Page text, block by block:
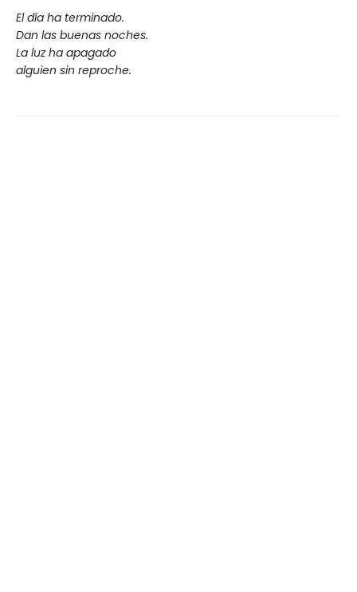
El día ha terminado.
Dan las buenas noches.
La luz ha apagado
alguien sin reproche.